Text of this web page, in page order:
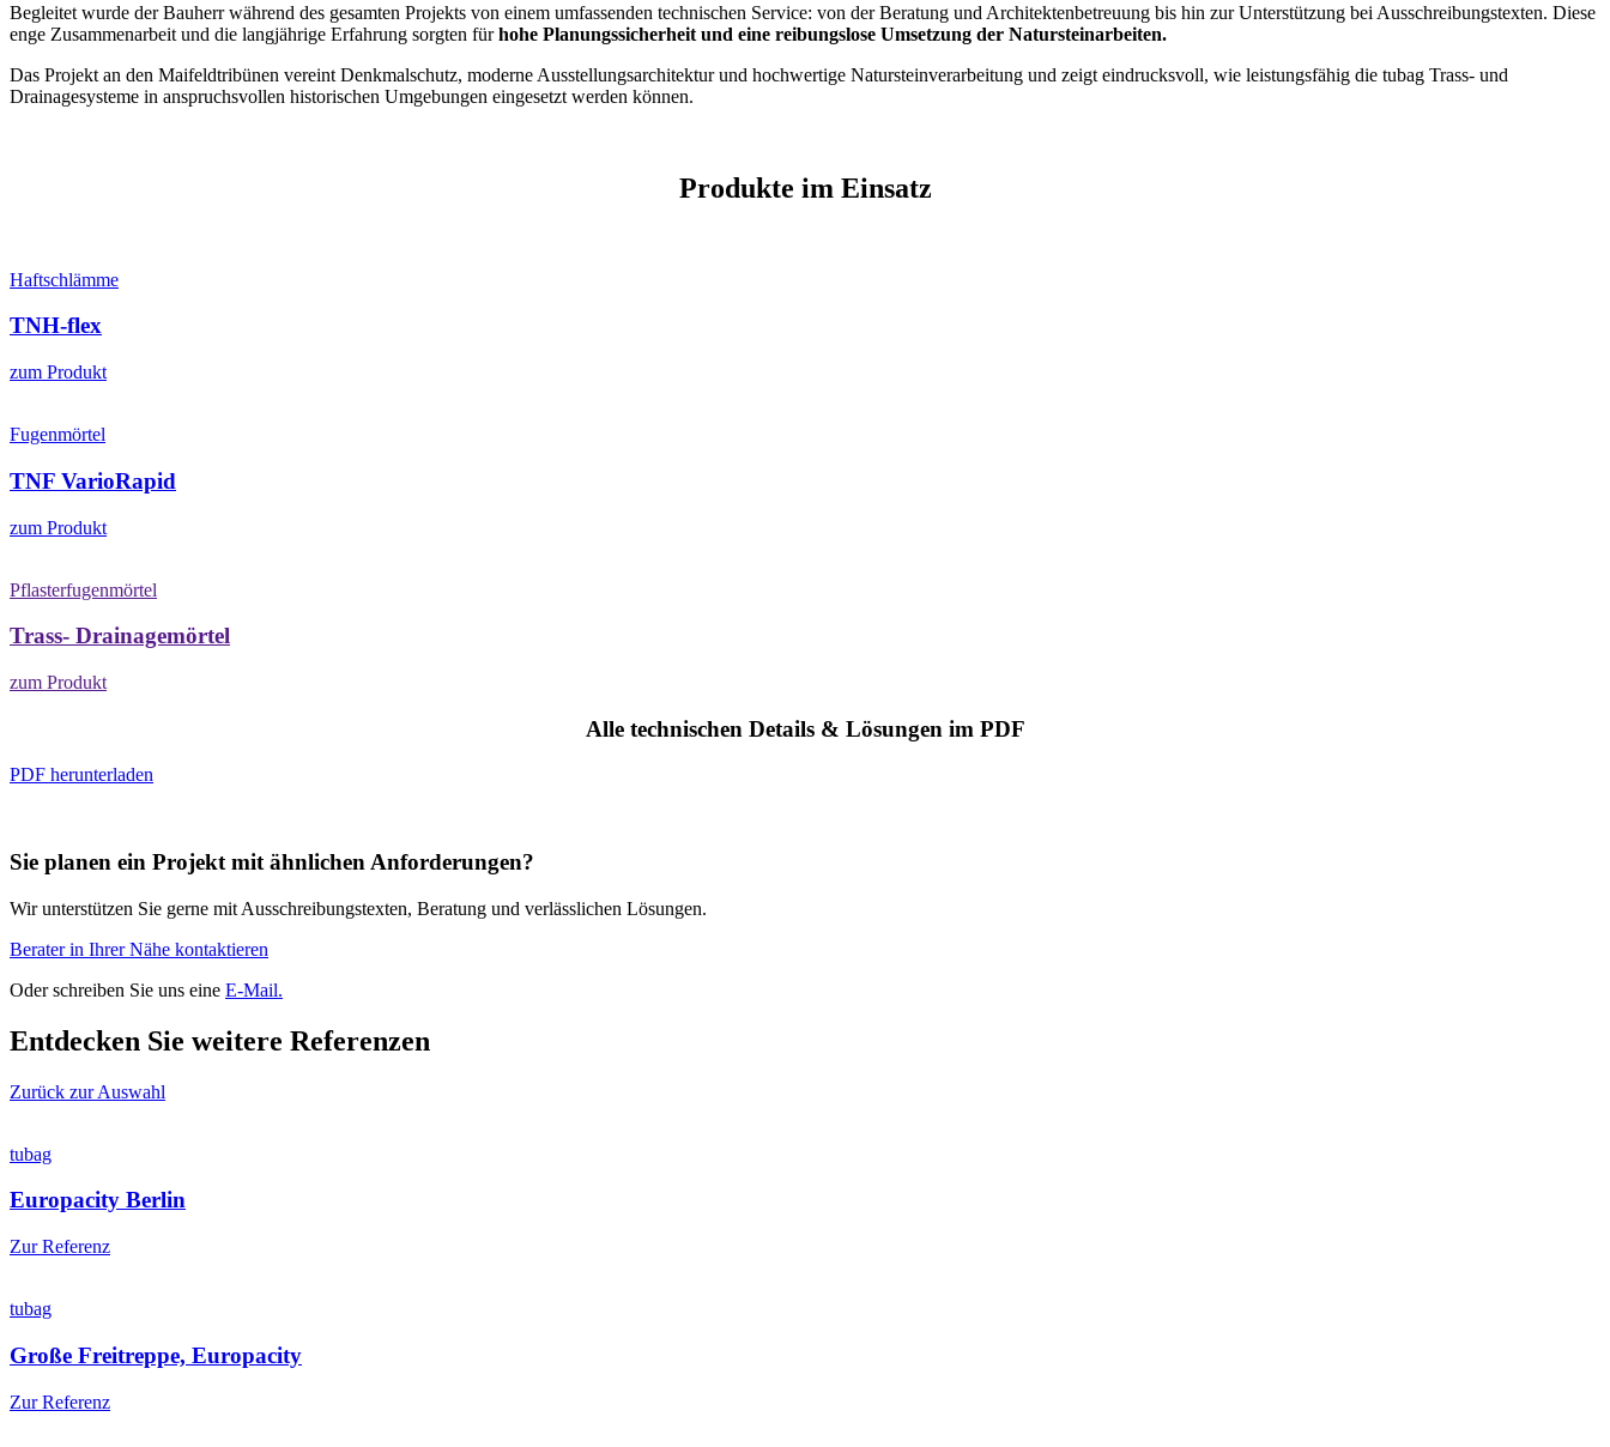
Begleitet wurde der Bauherr während des gesamten Projekts von einem umfassenden technischen Service: von der Beratung und Architektenbetreuung bis hin zur Unterstützung bei Ausschreibungstexten. Diese
enge Zusammenarbeit und die langjährige Erfahrung sorgten fürhohe Planungssicherheit und eine reibungslose Umsetzung der Natursteinarbeiten.
Das Projekt an den Maifeldtribünen vereint Denkmalschutz, moderne Ausstellungsarchitektur und hochwertige Natursteinverarbeitung und zeigt eindrucksvoll, wie leistungsfähig die tubag Trass‑ und
Drainagesysteme in anspruchsvollen historischen Umgebungen eingesetzt werden können.
Produkte im Einsatz
Haftschlämme
TNH-flex
zum Produkt
Fugenmörtel
TNF VarioRapid
zum Produkt
Pflasterfugenmörtel
Trass- Drainagemörtel
zum Produkt
Alle technischen Details & Lösungen im PDF
PDF herunterladen
Sie planen ein Projekt mit ähnlichen Anforderungen?
Wir unterstützen Sie gerne mit Ausschreibungstexten, Beratung und verlässlichen Lösungen.
Berater in Ihrer Nähe kontaktieren
Oder schreiben Sie uns eine E-Mail.
Entdecken Sie weitere Referenzen
Zurück zur Auswahl
tubag
Europacity Berlin
Zur Referenz
tubag
Große Freitreppe, Europacity
Zur Referenz